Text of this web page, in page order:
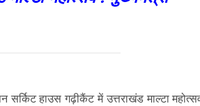
सर्किट हाउस गढ़ीकैंट में उत्तराखंड माल्टा